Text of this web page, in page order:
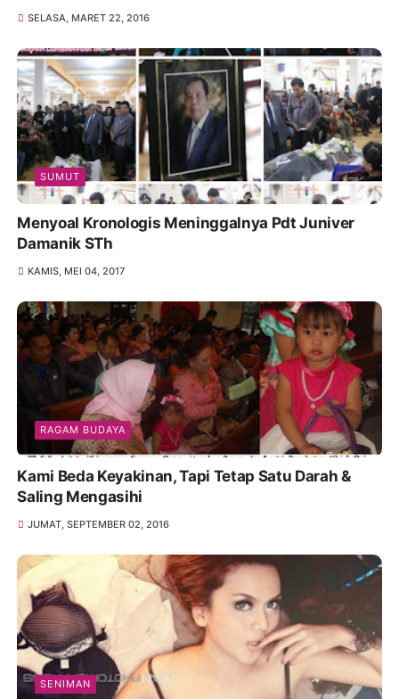
SELASA, MARET 22, 2016
SUMUT
Menyoal Kronologis Meninggalnya Pdt Juniver
Damanik STh
KAMIS, MEI 04, 2017
RAGAM BUDAYA
Kami Beda Keyakinan, Tapi Tetap Satu Darah &
Saling Mengasihi
JUMAT, SEPTEMBER 02, 2016
SENIMAN